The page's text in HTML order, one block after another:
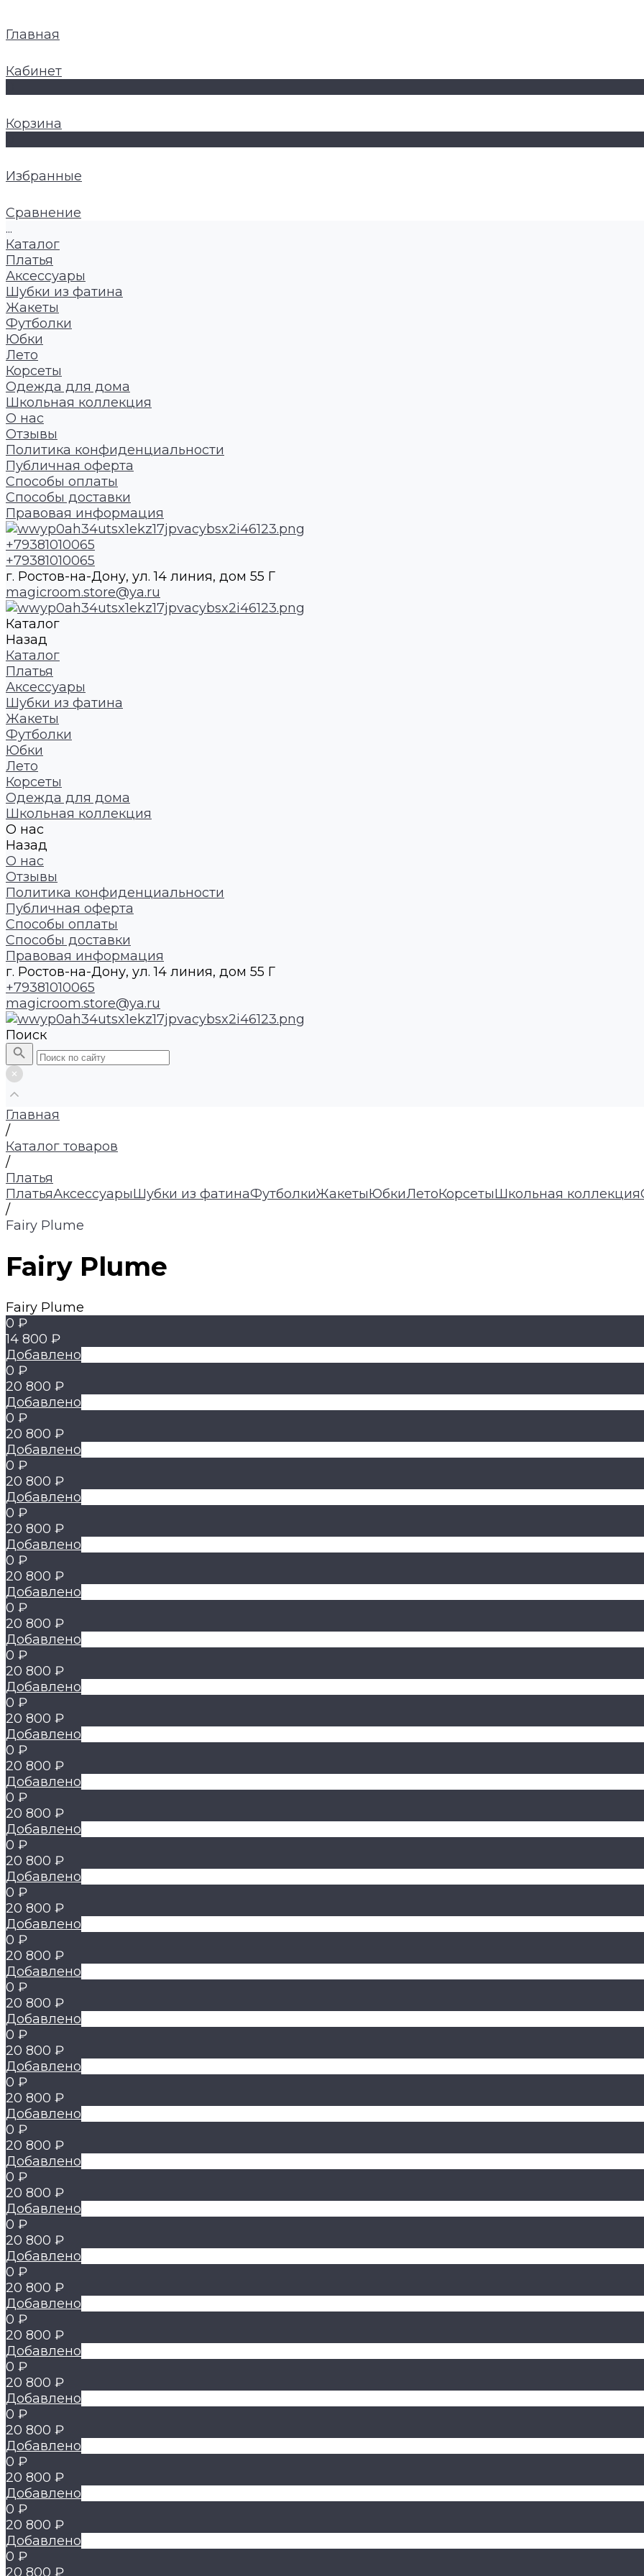
Главная
Кабинет
Корзина
Избранные
Сравнение
...
Каталог
Платья
Аксессуары
Шубки из фатина
Жакеты
Футболки
Юбки
Лето
Корсеты
Одежда для дома
Школьная коллекция
О нас
Отзывы
Политика конфиденциальности
Публичная оферта
Способы оплаты
Способы доставки
Правовая информация
+79381010065
+79381010065
г. Ростов-на-Дону, ул. 14 линия, дом 55 Г
magicroom.store@ya.ru
Каталог
Назад
Каталог
Платья
Аксессуары
Шубки из фатина
Жакеты
Футболки
Юбки
Лето
Корсеты
Одежда для дома
Школьная коллекция
О нас
Назад
О нас
Отзывы
Политика конфиденциальности
Публичная оферта
Способы оплаты
Способы доставки
Правовая информация
г. Ростов-на-Дону, ул. 14 линия, дом 55 Г
+79381010065
magicroom.store@ya.ru
Поиск
Главная
/
Каталог товаров
/
Платья
ПлатьяАксессуарыШубки из фатинаФутболкиЖакетыЮбкиЛетоКорсетыШкольная коллекция
/
Fairy Plume
Fairy Plume
Fairy Plume
0 ₽
14 800 ₽
Добавлено
0 ₽
20 800 ₽
Добавлено
0 ₽
20 800 ₽
Добавлено
0 ₽
20 800 ₽
Добавлено
0 ₽
20 800 ₽
Добавлено
0 ₽
20 800 ₽
Добавлено
0 ₽
20 800 ₽
Добавлено
0 ₽
20 800 ₽
Добавлено
0 ₽
20 800 ₽
Добавлено
0 ₽
20 800 ₽
Добавлено
0 ₽
20 800 ₽
Добавлено
0 ₽
20 800 ₽
Добавлено
0 ₽
20 800 ₽
Добавлено
0 ₽
20 800 ₽
Добавлено
0 ₽
20 800 ₽
Добавлено
0 ₽
20 800 ₽
Добавлено
0 ₽
20 800 ₽
Добавлено
0 ₽
20 800 ₽
Добавлено
0 ₽
20 800 ₽
Добавлено
0 ₽
20 800 ₽
Добавлено
0 ₽
20 800 ₽
Добавлено
0 ₽
20 800 ₽
Добавлено
0 ₽
20 800 ₽
Добавлено
0 ₽
20 800 ₽
Добавлено
0 ₽
20 800 ₽
Добавлено
0 ₽
20 800 ₽
Добавлено
0 ₽
20 800 ₽